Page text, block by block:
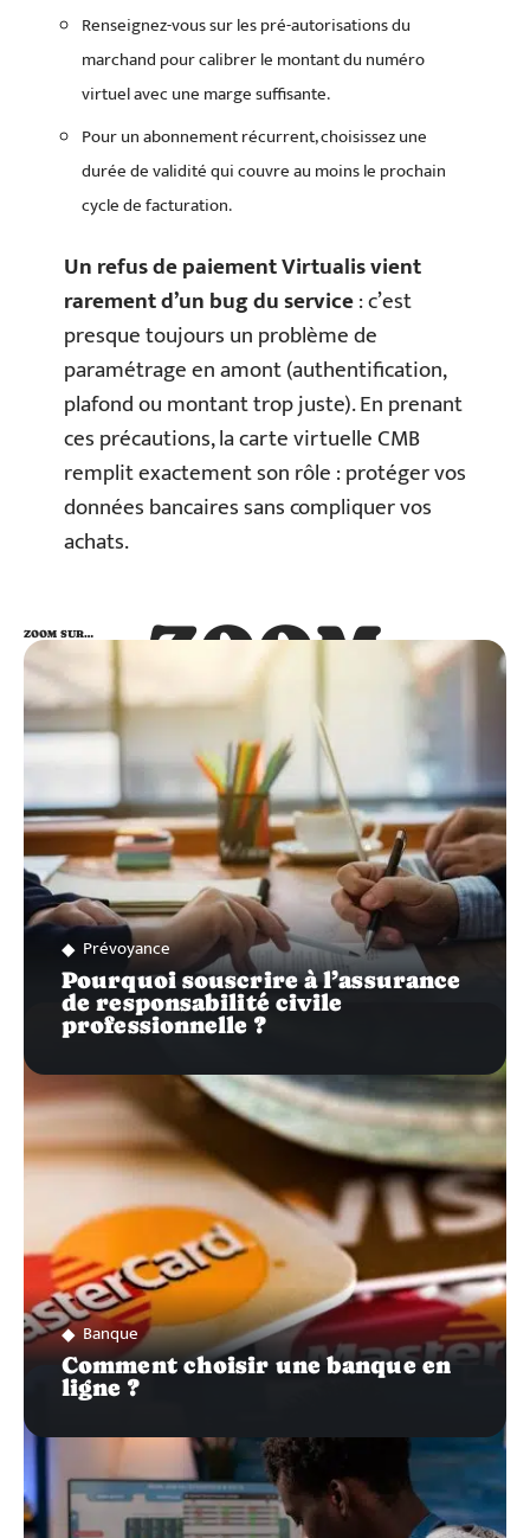
Renseignez-vous sur les pré-autorisations du
marchand pour calibrer le montant du numéro
virtuel avec une marge suffisante.
Pour un abonnement récurrent, choisissez une
durée de validité qui couvre au moins le prochain
cycle de facturation.
Un refus de paiement Virtualis vient
rarement d’un bug du service: c’est
presque toujours un problème de
paramétrage en amont (authentification,
plafond ou montant trop juste). En prenant
ces précautions, la carte virtuelle CMB
remplit exactement son rôle : protéger vos
données bancaires sans compliquer vos
achats.
ZOOM
SUR…
ZOOM SUR…
Prévoyance
Pourquoi souscrire à l’assurance
de responsabilité civile
professionnelle ?
Banque
Comment choisir une banque en
ligne ?